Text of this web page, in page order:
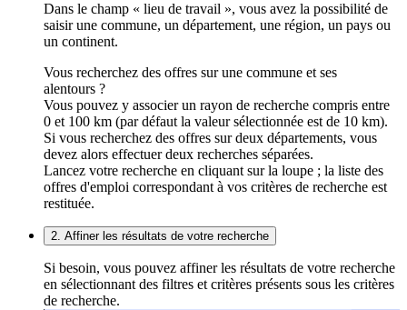
Dans le champ « lieu de travail », vous avez la possibilité de
saisir une commune, un département, une région, un pays ou
un continent.
Vous recherchez des offres sur une commune et ses
alentours ?
Vous pouvez y associer un rayon de recherche compris entre
0 et 100 km (par défaut la valeur sélectionnée est de 10 km).
Si vous recherchez des offres sur deux départements, vous
devez alors effectuer deux recherches séparées.
Lancez votre recherche en cliquant sur la loupe ; la liste des
offres d'emploi correspondant à vos critères de recherche est
restituée.
2. Affiner les résultats de votre recherche
Si besoin, vous pouvez affiner les résultats de votre recherche
en sélectionnant des filtres et critères présents sous les critères
de recherche.